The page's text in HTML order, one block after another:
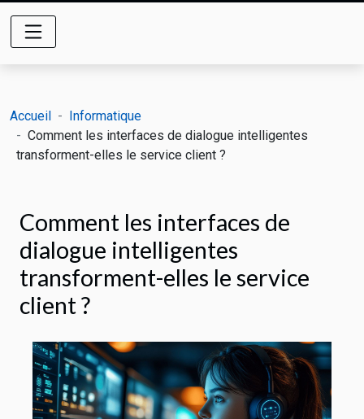
Accueil
Informatique
Comment les interfaces de dialogue intelligentes
transforment-elles le service client ?
Comment les interfaces de
dialogue intelligentes
transforment-elles le service
client ?